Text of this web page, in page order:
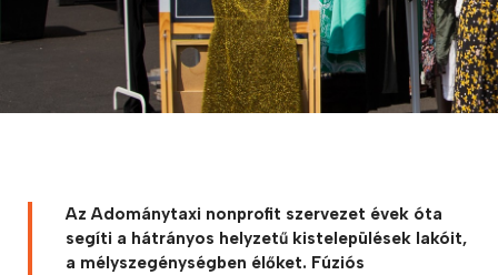
Az Adománytaxi nonprofit szervezet évek óta
segíti a hátrányos helyzetű kistelepülések lakóit,
a mélyszegénységben élőket. Fúziós